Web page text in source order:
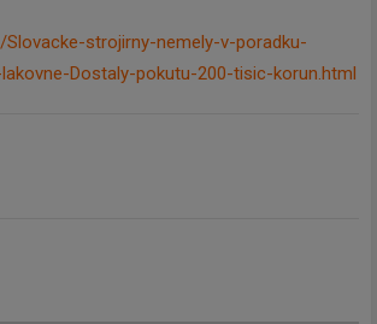
strojirny-nemely-v-poradku-
Dostaly-pokutu-200-tisic-korun.html